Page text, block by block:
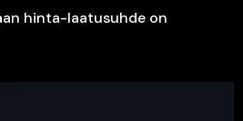
hinta-laatusuhde on